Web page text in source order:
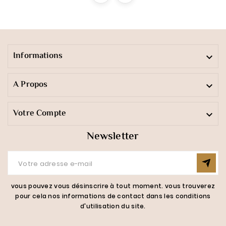
Informations 
A Propos 
Votre Compte 
Newsletter
vous pouvez vous désinscrire à tout moment. vous trouverez
pour cela nos informations de contact dans les conditions
d'utilisation du site.